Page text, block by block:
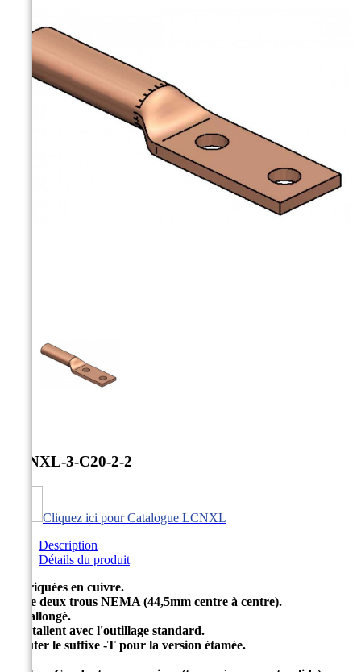
LCNXL-3-C20-2-2
Cliquez ici pour Catalogue LCNXL
Description
Détails du produit
Fabriquées en cuivre.
Plage deux trous NEMA (44,5mm centre à centre).
Fût allongé.
S'installent avec l'outillage standard.
Ajouter le suffixe -T pour la version étamée.